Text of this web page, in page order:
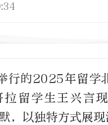
行的2025年留学
拉留学生王兴
，以独特方式展